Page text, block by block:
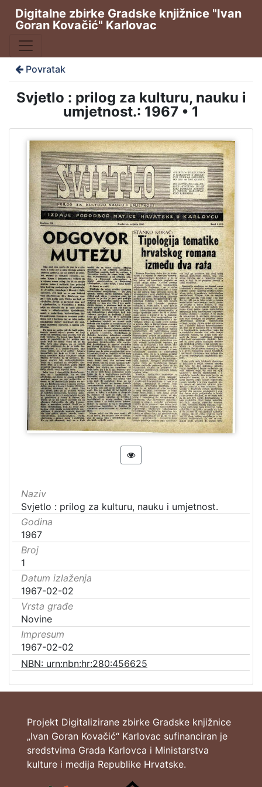
Digitalne zbirke Gradske knjižnice "Ivan
Goran Kovačić" Karlovac
Povratak
Svjetlo : prilog za kulturu, nauku i
umjetnost.: 1967 • 1
Naziv
Svjetlo : prilog za kulturu, nauku i umjetnost.
Godina
1967
Broj
1
Datum izlaženja
1967-02-02
Vrsta građe
Novine
Impresum
1967-02-02
NBN: urn:nbn:hr:280:456625
Projekt Digitalizirane zbirke Gradske knjižnice
„Ivan Goran Kovačić“ Karlovac sufinanciran je
sredstvima Grada Karlovca i Ministarstva
kulture i medija Republike Hrvatske.